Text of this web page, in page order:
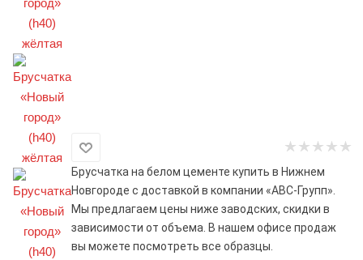
Брусчатка на белом цементе купить в Нижнем
Новгороде с доставкой в компании «АВС-Групп».
Мы предлагаем цены ниже заводских, скидки в
зависимости от объема. В нашем офисе продаж
вы можете посмотреть все образцы.